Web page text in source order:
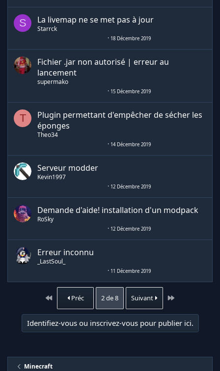
S La livemap ne se met pas à jour
Starrck
18 Décembre 2019
Fichier .jar non autorisé | erreur au
lancement
supermako
15 Décembre 2019
T
Plugin permettant d'empêcher de sécher les
éponges
Theo34
14 Décembre 2019
Serveur modder
Kevin1997
12 Décembre 2019
Demande d'aide! installation d'un modpack
RoSky
12 Décembre 2019
Erreur inconnu
_LastSoul_
11 Décembre 2019
PremierPréc 2 de 8 Suivant Dernier
Identifiez-vous ou inscrivez-vous pour publier ici.
Minecraft